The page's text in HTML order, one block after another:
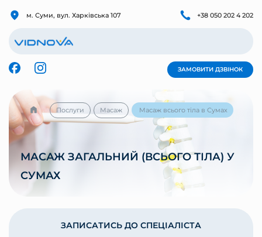
м. Суми, вул. Харківська 107 +38 050 202 4 202
ЗАМОВИТИ ДЗВІНОК
Послуги Масаж Масаж всього тіла в Сумах
МАСАЖ ЗАГАЛЬНИЙ (ВСЬОГО ТІЛА) У
СУМАХ
ЗАПИСАТИСЬ ДО СПЕЦІАЛІСТА